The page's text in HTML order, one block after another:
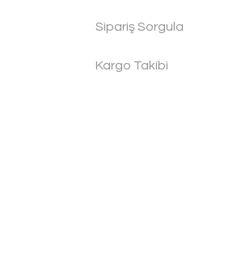
Sipariş Sorgula
Kargo Takibi